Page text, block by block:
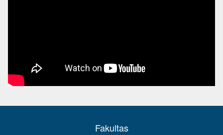
Fakultas